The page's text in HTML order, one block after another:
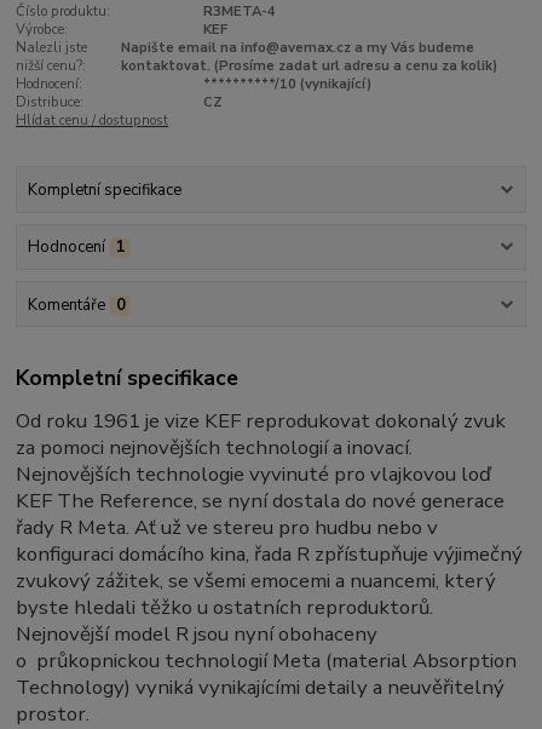
Číslo produktu:
R3META-4
Výrobce:
KEF
Nalezli jste
nižší cenu?:
Napište email na info@avemax.cz a my Vás budeme
kontaktovat. (Prosíme zadat url adresu a cenu za kolik)
Hodnocení:
**********/10 (vynikající)
Distribuce:
CZ
Hlídat cenu / dostupnost
Kompletní specifikace
Hodnocení 1
Komentáře 0
Kompletní specifikace
Od roku 1961 je vize KEF reprodukovat dokonalý zvuk
za pomoci nejnovějších technologií a inovací.
Nejnovějších technologie vyvinuté pro vlajkovou loď
KEF The Reference, se nyní dostala do nové generace
řady R Meta. Ať už ve stereu pro hudbu nebo v
konfiguraci domácího kina, řada R zpřístupňuje výjimečný
zvukový zážitek, se všemi emocemi a nuancemi, který
byste hledali těžko u ostatních reproduktorů.
Nejnovější model R jsou nyní obohaceny
o průkopnickou technologií Meta (material Absorption
Technology) vyniká vynikajícími detaily a neuvěřitelný
prostor.